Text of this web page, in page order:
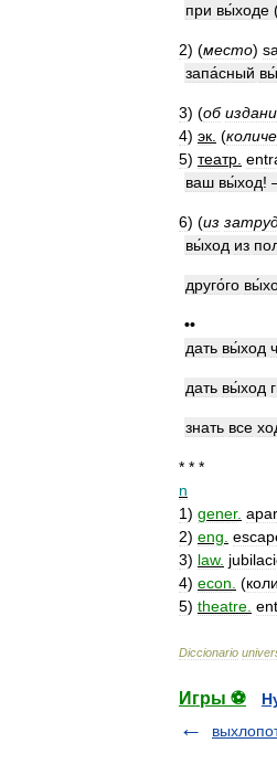
при вы́ходе
2) (место)
запа́сный
3) (об
4) эк (
5) театр
ваш вы́ход!
6) (из
вы́ход из
друго́го
••
дать вы́ход
дать вы́ход
знать все
* * *
n
1) gener.
2) eng
3) law.
4) econ (
5) theatre
Diccionario
Игры ⚽